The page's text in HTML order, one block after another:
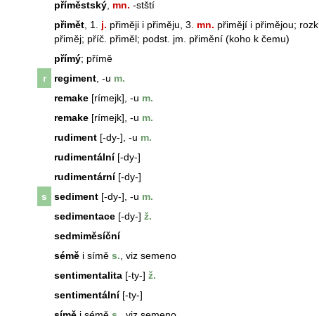
příměstský mn. -stští
přimět , 1. j. přiměji i přiměju, 3. mn. přimějí i přimějou; rozk.
přiměj; příč. přiměl; podst. jm. přimění (koho k čemu)
přímý; přímě
r
regiment , -u m.
remake [rímejk], -u m.
remake [rímejk], -u m.
rudiment [-dy-], -u m.
rudimentální[-dy-]
rudimentární[-dy-]
s
sediment [-dy-], -u m.
sedimentace [-dy-] ž.
sedmiměsíční
sémě i símě s. , viz semeno
sentimentalita [-ty-] ž.
sentimentální[-ty-]